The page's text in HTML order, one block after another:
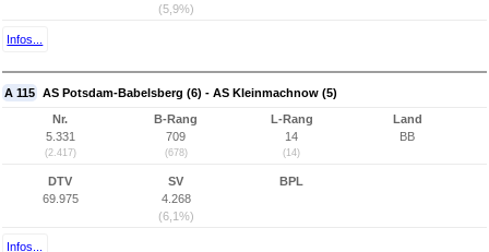
(5,9%)
Infos...
A 115 AS Potsdam-Babelsberg (6) - AS Kleinmachnow (5)
Nr.
5.331
(2.417)
B-Rang
709
(678)
L-Rang
14
(14)
Land
BB
DTV
69.975
SV
4.268
(6,1%)
BPL
Infos...